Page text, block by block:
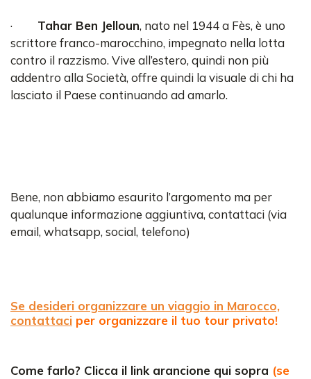
· Tahar Ben Jelloun, nato nel 1944 a Fès, è uno
scrittore franco-marocchino, impegnato nella lotta
contro il razzismo. Vive all’estero, quindi non più
addentro alla Società, offre quindi la visuale di chi ha
lasciato il Paese continuando ad amarlo.
Bene, non abbiamo esaurito l’argomento ma per
qualunque informazione aggiuntiva, contattaci (via
email, whatsapp, social, telefono)
Se desideri organizzare un viaggio in Marocco,
contattaci per organizzare il tuo tour privato!
Come farlo? Clicca il link arancione qui sopra (se